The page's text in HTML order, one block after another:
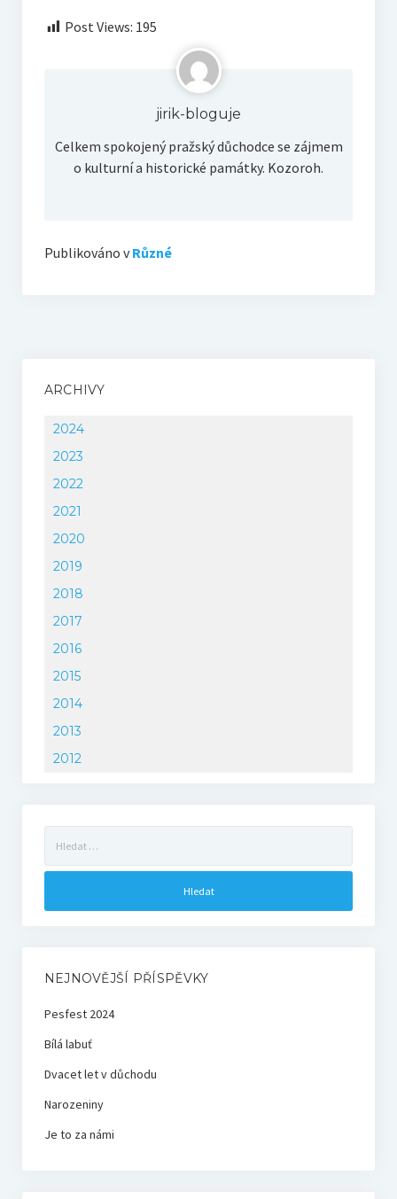
Post Views: 195
jirik-bloguje
Celkem spokojený pražský důchodce se zájmem
o kulturní a historické památky. Kozoroh.
Publikováno v Různé
ARCHIVY
2024
2023
2022
2021
2020
2019
2018
2017
2016
2015
2014
2013
2012
NEJNOVĚJŠÍ PŘÍSPĚVKY
Pesfest 2024
Bílá labuť
Dvacet let v důchodu
Narozeniny
Je to za námi